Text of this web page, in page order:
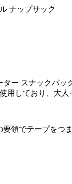
ナップサック
ー スナックパ
用しており、大人
領でテープを